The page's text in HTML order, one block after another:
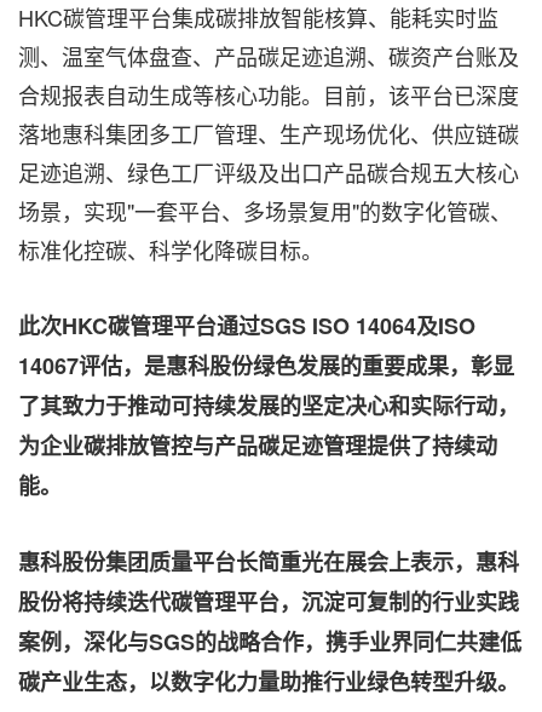
HKC碳管理平台集成碳排放智能核算、能耗实时监
测、温室气体盘查、产品碳足迹追溯、碳资产台账及
合规报表自动生成等核心功能。目前，该平台已深度
落地惠科集团多工厂管理、生产现场优化、供应链碳
足迹追溯、绿色工厂评级及出口产品碳合规五大核心
场景，实现"一套平台、多场景复用"的数字化管碳、
标准化控碳、科学化降碳目标。
此次HKC碳管理平台通过SGS ISO 14064及ISO
14067评估，是惠科股份绿色发展的重要成果，彰显
了其致力于推动可持续发展的坚定决心和实际行动，
为企业碳排放管控与产品碳足迹管理提供了持续动
能。
惠科股份集团质量平台长简重光在展会上表示，惠科
股份将持续迭代碳管理平台，沉淀可复制的行业实践
案例，深化与SGS的战略合作，携手业界同仁共建低
碳产业生态，以数字化力量助推行业绿色转型升级。